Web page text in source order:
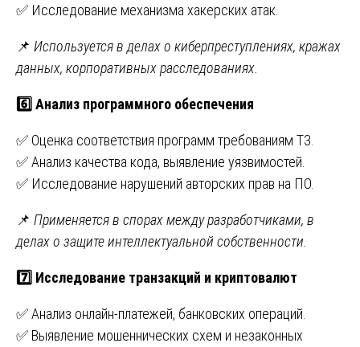
✅ Исследование механизма хакерских атак.
📌 Используется в делах о киберпреступлениях, кражах
данных, корпоративных расследованиях.
6️Анализ программного обеспечения
✅ Оценка соответствия программ требованиям ТЗ.
✅ Анализ качества кода, выявление уязвимостей.
✅ Исследование нарушений авторских прав на ПО.
📌 Применяется в спорах между разработчиками, в
делах о защите интеллектуальной собственности.
7️ Исследование транзакций и криптовалют
✅ Анализ онлайн-платежей, банковских операций.
✅ Выявление мошеннических схем и незаконных